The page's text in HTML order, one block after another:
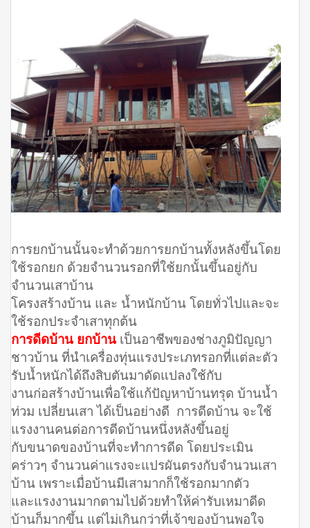
การยกบ้านนั้นจะทำด้วยการยกบ้านทั้งหลังขึ้นโดย
ใช้รอกยก ด้วยจำนวนรอกที่ใช้ยกนั้นขึ้นอยู่กับ
จำนวนเสาบ้าน
โครงสร้างบ้าน และ น้ำหนักบ้าน โดยทั่วไปและจะ
ใช้รอกประจำเสาทุกต้น
การดีดบ้าน ยกบ้าน เป็นอาชีพของช่างภูมิปัญญา
ชาวบ้าน ที่นำเครื่องทุ่นแรงประเภทรอกที่แต่ละตัว
รับน้ำหนักได้ถึงสิบตันมาดัดแปลงใช้กับ
งานก่อสร้างบ้านเพื่อใช้แก้ปัญหาบ้านทรุด บ้านน้ำ
ท่วม เปลี่ยนเสา ได้เป็นอย่างดี การดีดบ้าน จะใช้
แรงงานคนต่อการดีดบ้านหนึ่งหลังขึ้นอยู่
กับขนาดของบ้านที่จะทำการดีด โดยประเมิน
คร่าวๆ จำนวนค่าแรงจะแปรผันตรงกับจำนวนเสา
บ้าน เพราะเมื่อบ้านมีเสามากก็ใช้รอกมากตัว
และแรงงานมากตามไปด้วยทำให้ค่ารับเหมาดีด
บ้านก็มากขึ้น แต่ไม่เกินกว่าที่เจ้าของบ้านพอใจ